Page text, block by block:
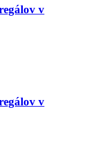
v
v